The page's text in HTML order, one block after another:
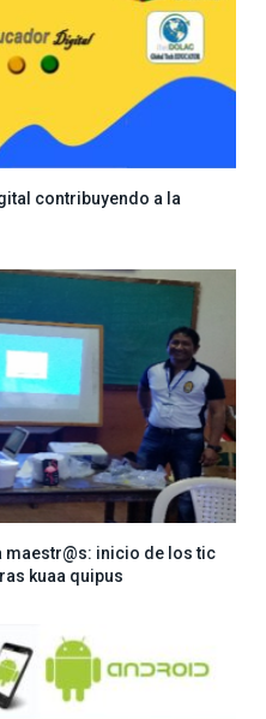
contribuyendo a la
inicio de los tic
kuaa quipus